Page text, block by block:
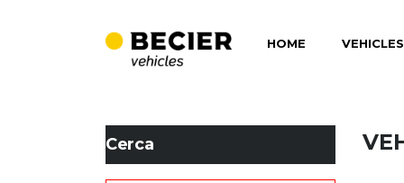
HOME
BECIER MOBILITAT
Cerca